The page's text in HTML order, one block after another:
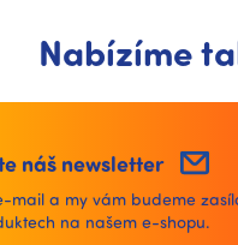
Nabízíme
náš newsletter
mail a my vám budeme
na našem e-shopu.